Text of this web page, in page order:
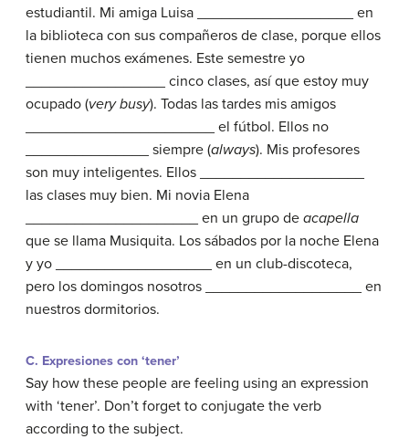
estudiantil. Mi amiga Luisa ___________________ en
la biblioteca con sus compañeros de clase, porque ellos
tienen muchos exámenes. Este semestre yo
_________________ cinco clases, así que estoy muy
ocupado (very busy). Todas las tardes mis amigos
_______________________ el fútbol. Ellos no
_______________ siempre (always). Mis profesores
son muy inteligentes. Ellos ____________________
las clases muy bien. Mi novia Elena
_____________________ en un grupo de acapella
que se llama Musiquita. Los sábados por la noche Elena
y yo ___________________ en un club-discoteca,
pero los domingos nosotros ___________________ en
nuestros dormitorios.
C. Expresiones con ‘tener’
Say how these people are feeling using an expression
with ‘tener’. Don’t forget to conjugate the verb
according to the subject.